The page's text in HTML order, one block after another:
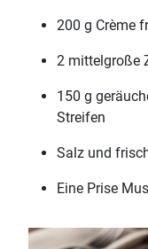
200 g Crème
2 mittelgroße
150 g
Streifen
Salz und
Eine Prise